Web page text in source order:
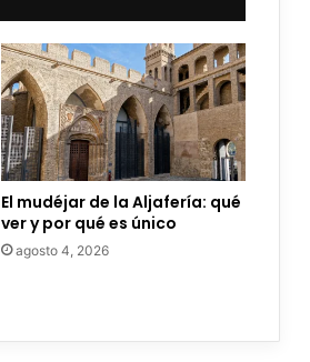
El mudéjar de la Aljafería: qué
ver y por qué es único
agosto 4, 2026